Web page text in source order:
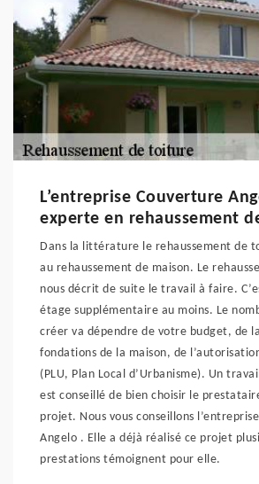
L’entreprise Couverture
experte en rehaussement
Dans la littérature le rehaussement de
au rehaussement de maison. Le
nous décrit de suite le travail à faire.
étage supplémentaire au moins. Le
créer va dépendre de votre budget, de
fondations de la maison, de
(PLU, Plan Local d’Urbanisme). Un
est conseillé de bien choisir le
projet. Nous vous conseillons
Angelo . Elle a déjà réalisé ce projet
prestations témoignent pour elle.